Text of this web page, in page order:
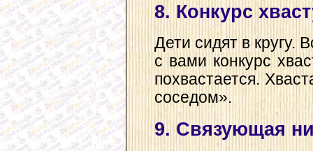
8. Конкурс
Дети сидят в кругу.
с вами конкурс
похвастается.
соседом».
9. Связующая